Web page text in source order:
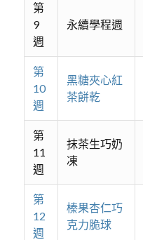
第
9
週
永續學程週
第
10
週
黑糖夾心紅
茶餅乾
第
11
週
抹茶生巧奶
凍
第
12
週
榛果杏仁巧
克力脆球